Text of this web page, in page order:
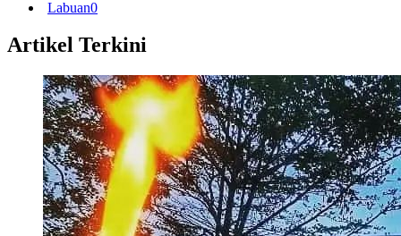
Labuan0
Artikel Terkini